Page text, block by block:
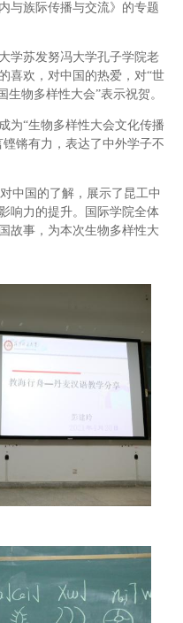
与族际传播与交流》的专题
学苏发努冯大学孔子学院老
喜欢，对中国的热爱，对“世
物多样性大会”表示祝贺。
为“生物多样性大会文化传播
锵有力，表达了中外学子不
中国的了解，展示了昆工中
响力的提升。国际学院全体
故事，为本次生物多样性大